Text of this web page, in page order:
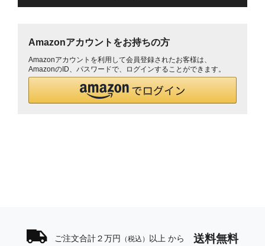
Amazonアカウントをお持ちの方
Amazonアカウントを利用して会員登録されたお客様は、
AmazonのID、パスワードで、ログインすることができます。
ご注文合計２万円 （税込） 以上 から 送料無料